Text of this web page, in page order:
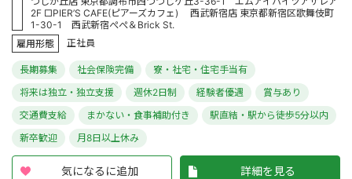
2F □PIER’S CAFE(ピアーズカフェ) 西武新宿店 東京都新宿区歌舞伎町
1-30-1 西武新宿ぺぺ＆Brick St.
雇用形態
正社員
長期募集 社会保険完備
寮・社宅・住宅手当有
将来は独立・独立支援
週休2日制 経験者優遇
賞与あり
交通費支給
まかない・食事補助付き
駅直結・駅から徒歩5分以内
新卒歓迎
月8日以上休み
気になるに追加 詳細を見る